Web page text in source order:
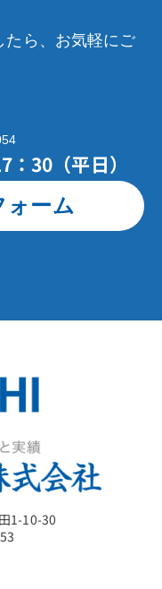
たら、お気軽にご
30（平日）
ォーム
1-10-30